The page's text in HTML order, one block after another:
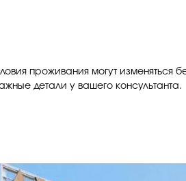
проживания могут изменяться
детали у вашего консультанта.